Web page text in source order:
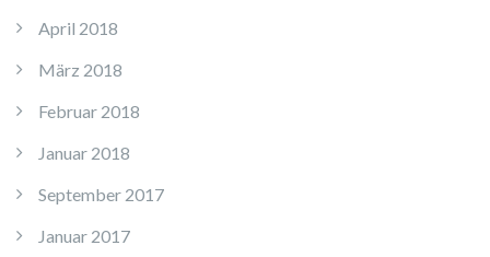
April 2018
März 2018
Februar 2018
Januar 2018
September 2017
Januar 2017